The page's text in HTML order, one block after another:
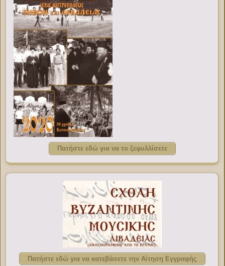
Πατήστε εδώ για να το ξεφυλλίσετε
Πατήστε εδώ για να κατεβάσετε την Αίτηση Εγγραφής